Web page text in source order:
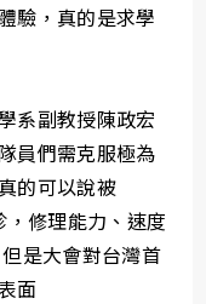
驗，真的是求學
系副教授陳政宏
員們需克服極為
的可以說被
修理能力、速度
是大會對台灣首
面